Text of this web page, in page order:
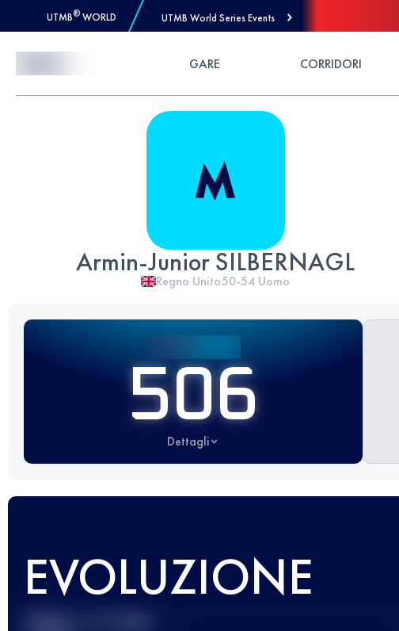
UTMB® WORLD UTMB World Series Events
GARE CORRIDORI
Armin-Junior SILBERNAGL
Regno Unito50-54 Uomo
506
Dettagli
EVOLUZIONE
Miglior punteggio